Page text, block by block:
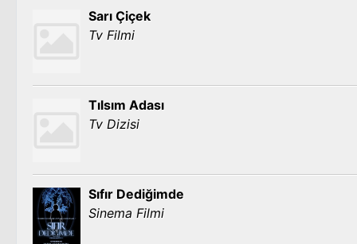
Sarı Çiçek
Tv Filmi
Tılsım Adası
Tv Dizisi
Sıfır Dediğimde
Sinema Filmi